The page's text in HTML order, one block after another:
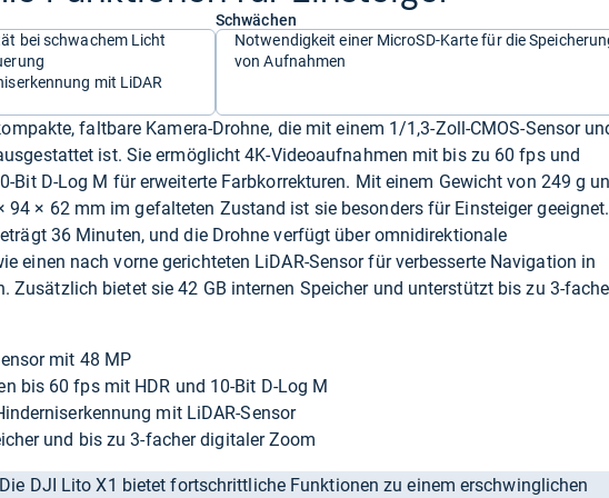
bei schwachem Licht
mit LiDAR
Schwächen
Notwendigkeit einer MicroSD-Karte für die
von Aufnahmen
faltbare Kamera-Drohne, die mit einem 1/1,3-Zoll-CMOS-Sensor
ist. Sie ermöglicht 4K-Videoaufnahmen mit bis zu 60 fps und
Bit D-Log M für erweiterte Farbkorrekturen. Mit einem Gewicht von 249 g
94 × 62 mm im gefalteten Zustand ist sie besonders für Einsteiger geeignet.
36 Minuten, und die Drohne verfügt über omnidirektionale
einen nach vorne gerichteten LiDAR-Sensor für verbesserte Navigation in
Zusätzlich bietet sie 42 GB internen Speicher und unterstützt bis zu 3-
mit 48 MP
bis 60 fps mit HDR und 10-Bit D-Log M
mit LiDAR-Sensor
und bis zu 3-facher digitaler Zoom
Die DJI Lito X1 bietet fortschrittliche Funktionen zu einem erschwinglichen